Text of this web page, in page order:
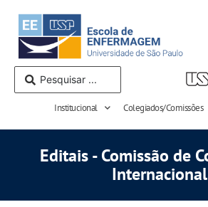
Institucional Colegiados/Comissões
Editais - Comissão de
Internacional